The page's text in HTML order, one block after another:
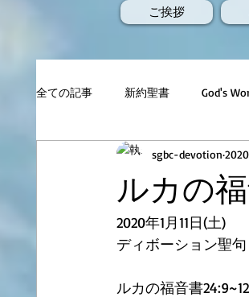
ご挨拶
全ての記事 新約聖書 God's
ルカの福
sgbc-devotion
2020年1月11日(土)
ディボーション聖句
ルカの福音書24:9~12